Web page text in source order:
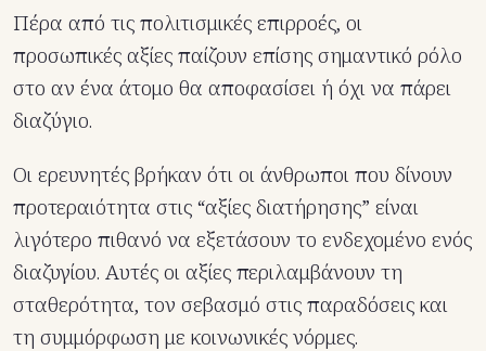
Πέρα από τις πολιτισμικές επιρροές, οι
προσωπικές αξίες παίζουν επίσης σημαντικό ρόλο
στο αν ένα άτομο θα αποφασίσει ή όχι να πάρει
διαζύγιο.
Οι ερευνητές βρήκαν ότι οι άνθρωποι που δίνουν
προτεραιότητα στις “αξίες διατήρησης” είναι
λιγότερο πιθανό να εξετάσουν το ενδεχομένο ενός
διαζυγίου. Αυτές οι αξίες περιλαμβάνουν τη
σταθερότητα, τον σεβασμό στις παραδόσεις και
τη συμμόρφωση με κοινωνικές νόρμες.